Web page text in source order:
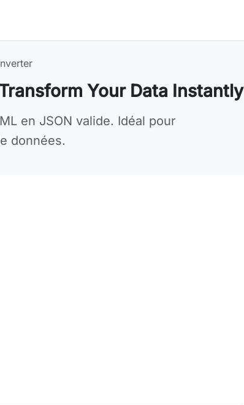
Your Data Instantly
en JSON valide. Idéal pour
données.